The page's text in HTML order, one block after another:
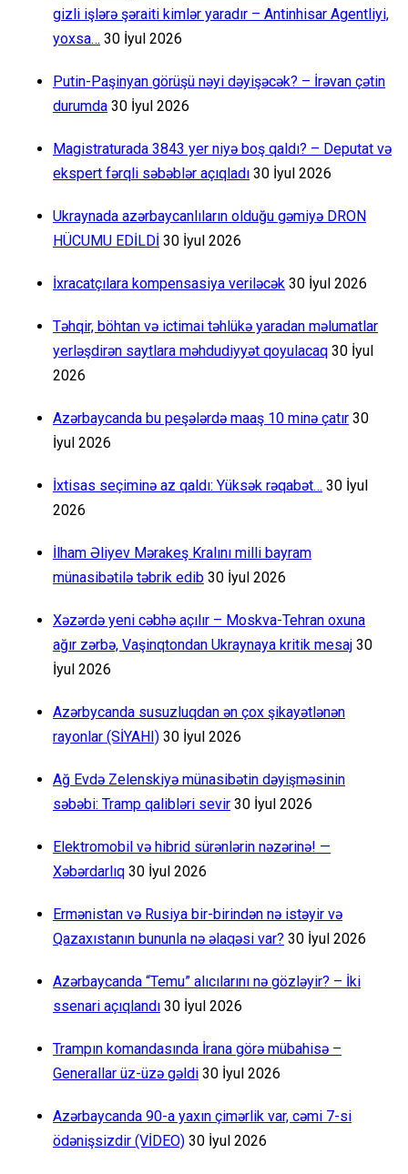
gizli işlərə şəraiti kimlər yaradır – Antinhisar Agentliyi,
yoxsa… 30 İyul 2026
Putin-Paşinyan görüşü nəyi dəyişəcək? – İrəvan çətin
durumda 30 İyul 2026
Magistraturada 3843 yer niyə boş qaldı? – Deputat və
ekspert fərqli səbəblər açıqladı 30 İyul 2026
Ukraynada azərbaycanlıların olduğu gəmiyə DRON
HÜCUMU EDİLDİ 30 İyul 2026
İxracatçılara kompensasiya veriləcək 30 İyul 2026
Təhqir, böhtan və ictimai təhlükə yaradan məlumatlar
yerləşdirən saytlara məhdudiyyət qoyulacaq 30 İyul
2026
Azərbaycanda bu peşələrdə maaş 10 minə çatır 30
İyul 2026
İxtisas seçiminə az qaldı: Yüksək rəqabət… 30 İyul
2026
İlham Əliyev Mərakeş Kralını milli bayram
münasibətilə təbrik edib 30 İyul 2026
Xəzərdə yeni cəbhə açılır – Moskva-Tehran oxuna
ağır zərbə, Vaşinqtondan Ukraynaya kritik mesaj 30
İyul 2026
Azərbycanda susuzluqdan ən çox şikayətlənən
rayonlar (SİYAHI) 30 İyul 2026
Ağ Evdə Zelenskiyə münasibətin dəyişməsinin
səbəbi: Tramp qalibləri sevir 30 İyul 2026
Elektromobil və hibrid sürənlərin nəzərinə! —
Xəbərdarlıq 30 İyul 2026
Ermənistan və Rusiya bir-birindən nə istəyir və
Qazaxıstanın bununla nə əlaqəsi var? 30 İyul 2026
Azərbaycanda “Temu” alıcılarını nə gözləyir? – İki
ssenari açıqlandı 30 İyul 2026
Trampın komandasında İrana görə mübahisə –
Generallar üz-üzə gəldi 30 İyul 2026
Azərbaycanda 90-a yaxın çimərlik var, cəmi 7-si
ödənişsizdir (VİDEO) 30 İyul 2026